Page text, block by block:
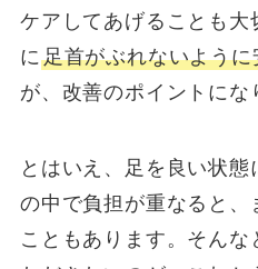
ケアしてあげることも
に 足首がぶれないよう
が、改善のポイントにな
とはいえ、足を良い状
の中で負担が重なると、
こともあります。そん